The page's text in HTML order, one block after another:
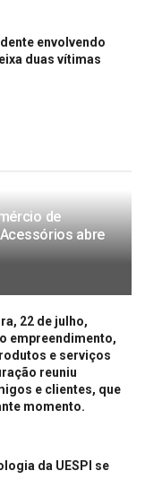
envolvendo
duas vítimas
de
abre
22 de julho,
empreendimento,
e serviços
reuniu
e clientes, que
momento.
da UESPI se